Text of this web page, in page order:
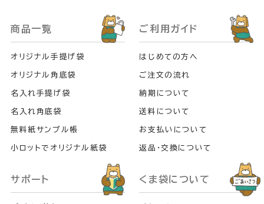
商品一覧
オリジナル手提げ袋
オリジナル角底袋
名入れ手提げ袋
名入れ角底袋
無料紙サンプル帳
小ロットでオリジナル紙袋
ご利用ガイド
はじめての方へ
ご注文の流れ
納期について
送料について
お支払いについて
返品・交換について
サポート くま袋について